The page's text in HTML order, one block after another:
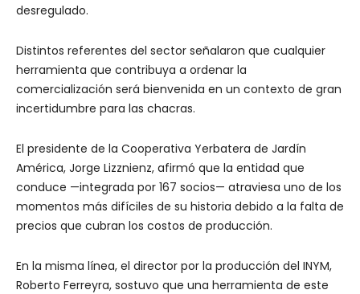
desregulado.
Distintos referentes del sector señalaron que cualquier
herramienta que contribuya a ordenar la
comercialización será bienvenida en un contexto de gran
incertidumbre para las chacras.
El presidente de la Cooperativa Yerbatera de Jardín
América, Jorge Lizznienz, afirmó que la entidad que
conduce —integrada por 167 socios— atraviesa uno de los
momentos más difíciles de su historia debido a la falta de
precios que cubran los costos de producción.
En la misma línea, el director por la producción del INYM,
Roberto Ferreyra, sostuvo que una herramienta de este